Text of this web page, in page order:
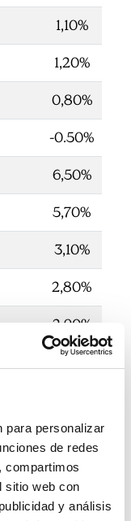
para personalizar
de redes
compartimos
sitio web con
y análisis
1,10%
1,20%
0,80%
-0.50%
6,50%
5,70%
3,10%
2,80%
2,90%
no